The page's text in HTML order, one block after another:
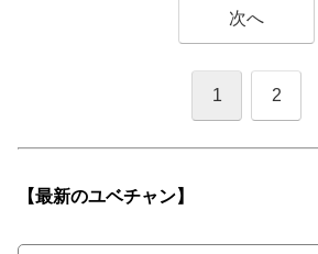
次へ
1 2
【最新のユベチャン】